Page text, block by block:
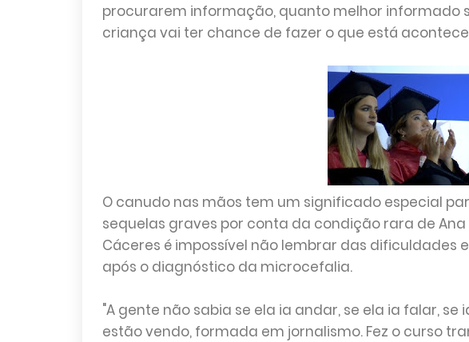
procurarem informação, quanto melhor informado
criança vai ter chance de fazer o que está
O canudo nas mãos tem um significado especial
sequelas graves por conta da condição rara de Ana
Cáceres é impossível não lembrar das dificuldades
após o diagnóstico da microcefalia.
"A gente não sabia se ela ia andar, se ela ia falar, se
estão vendo, formada em jornalismo. Fez o curso